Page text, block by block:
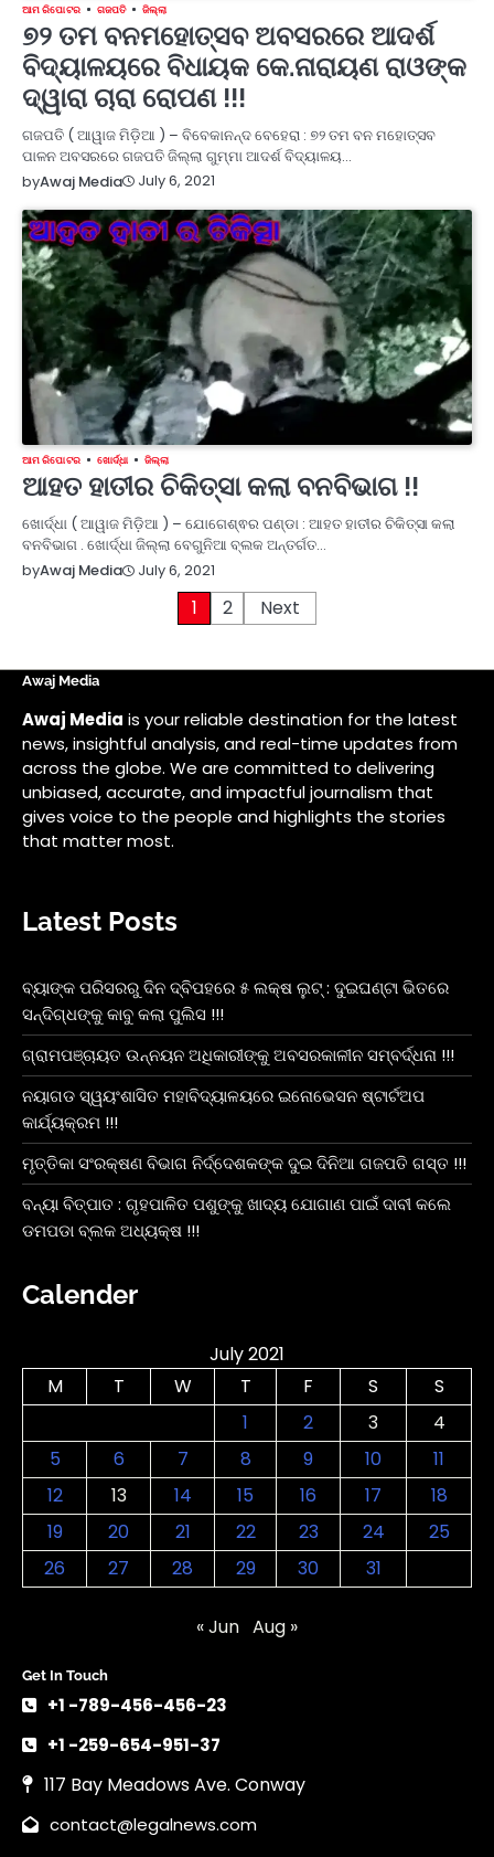
ଆମ ରିପୋଟର ଗଜପତି ଜିଲ୍ଲା
୭୨ ତମ ବନମହୋତ୍ସବ ଅବସରରେ ଆଦର୍ଶ
ବିଦ୍ୟାଳୟରେ ବିଧାୟକ କେ.ନାରାୟଣ ରାଓଙ୍କ
ଦ୍ୱାରା ଚାରା ରୋପଣ !!!
ଗଜପତି ( ଆୱାଜ ମିଡ଼ିଆ ) – ବିବେକାନନ୍ଦ ବେହେରା : ୭୨ ତମ ବନ ମହୋତ୍ସବ
ପାଳନ ଅବସରରେ ଗଜପତି ଜିଲ୍ଲା ଗୁମ୍ମା ଆଦର୍ଶ ବିଦ୍ୟାଳୟ…
byAwaj Media July 6, 2021
ଆମ ରିପୋଟର ଖୋର୍ଦ୍ଧା ଜିଲ୍ଲା
ଆହତ ହାତୀର ଚିକିତ୍ସା କଲା ବନବିଭାଗ !!
ଖୋର୍ଦ୍ଧା ( ଆୱାଜ ମିଡ଼ିଆ ) – ଯୋଗେଶ୍ଵର ପଣ୍ଡା : ଆହତ ହାତୀର ଚିକିତ୍ସା କଲା
ବନବିଭାଗ . ଖୋର୍ଦ୍ଧା ଜିଲ୍ଲା ବେଗୁନିଆ ବ୍ଲକ ଅନ୍ତର୍ଗତ…
byAwaj Media July 6, 2021
1 2 Next
Awaj Media
Awaj Media is your reliable destination for the latest
news, insightful analysis, and real-time updates from
across the globe. We are committed to delivering
unbiased, accurate, and impactful journalism that
gives voice to the people and highlights the stories
that matter most.
Latest Posts
ବ୍ୟାଙ୍କ ପରିସରରୁ ଦିନ ଦ୍ବିପହରେ ୫ ଲକ୍ଷ ଲୁଟ୍ : ଦୁଇଘଣ୍ଟା ଭିତରେ
ସନ୍ଦିଗ୍ଧଙ୍କୁ କାବୁ କଲା ପୁଲିସ !!!
ଗ୍ରାମପଞ୍ଚାୟତ ଉନ୍ନୟନ ଅଧିକାରୀଙ୍କୁ ଅବସରକାଳୀନ ସମ୍ବର୍ଦ୍ଧନା !!!
ନୟାଗଡ ସ୍ୱୟଂଶାସିତ ମହାବିଦ୍ୟାଳୟରେ ଇନୋଭେସନ ଷ୍ଟାର୍ଟଅପ
କାର୍ଯ୍ୟକ୍ରମ !!!
ମୃତ୍ତିକା ସଂରକ୍ଷଣ ବିଭାଗ ନିର୍ଦ୍ଦେଶକଙ୍କ ଦୁଇ ଦିନିଆ ଗଜପତି ଗସ୍ତ !!!
ବନ୍ୟା ବିତ୍ପାତ : ଗୃହପାଳିତ ପଶୁଙ୍କୁ ଖାଦ୍ୟ ଯୋଗାଣ ପାଇଁ ଦାବୀ କଲେ
ଡମପଡା ବ୍ଲକ ଅଧ୍ୟକ୍ଷ !!!
Calender
July 2021
M
T W T F S
S
1
2 3
4
5
6 7 8 9 10
11
12
13 14 15 16 17
18
19
20 21 22 23 24
25
26
27 28 29 30 31
« Jun Aug »
Get In Touch
+1 -789-456-456-23
+1 -259-654-951-37
117 Bay Meadows Ave. Conway
contact@legalnews.com